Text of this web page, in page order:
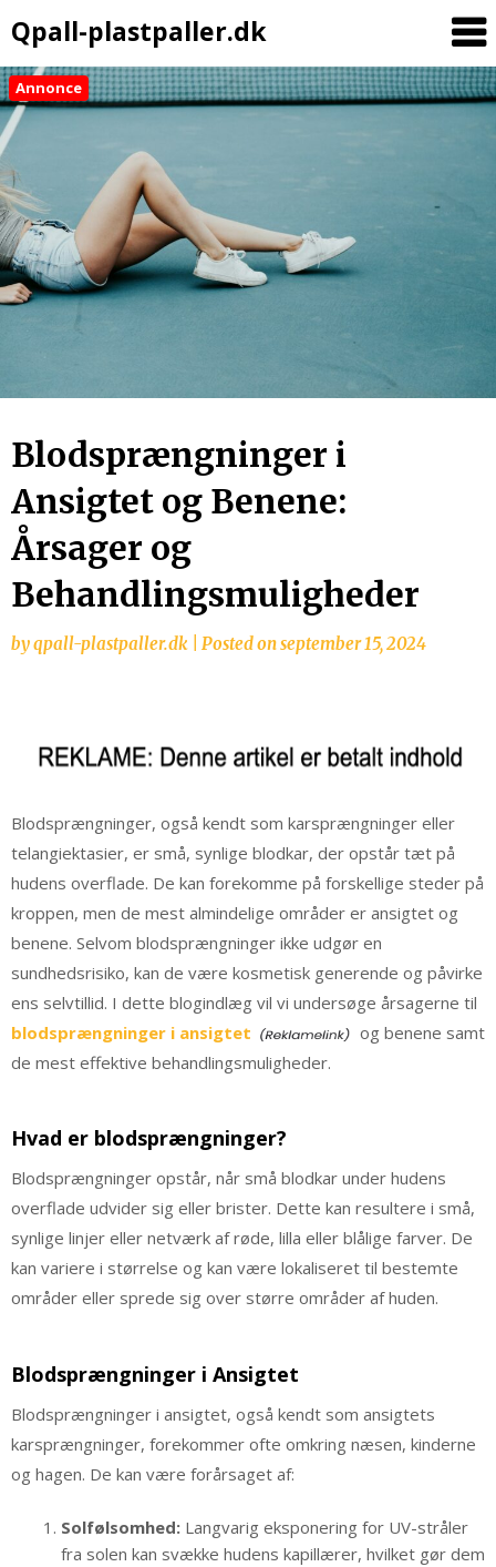
Qpall-plastpaller.dk
Annonce
Blodsprængninger i
Ansigtet og Benene:
Årsager og
Behandlingsmuligheder
byqpall-plastpaller.dk Posted onseptember 15, 2024
Blodsprængninger, også kendt som karsprængninger eller
telangiektasier, er små, synlige blodkar, der opstår tæt på
hudens overflade. De kan forekomme på forskellige steder på
kroppen, men de mest almindelige områder er ansigtet og
benene. Selvom blodsprængninger ikke udgør en
sundhedsrisiko, kan de være kosmetisk generende og påvirke
ens selvtillid. I dette blogindlæg vil vi undersøge årsagerne til
blodsprængninger i ansigtet
og benene samt
de mest effektive behandlingsmuligheder.
Hvad er blodsprængninger?
Blodsprængninger opstår, når små blodkar under hudens
overflade udvider sig eller brister. Dette kan resultere i små,
synlige linjer eller netværk af røde, lilla eller blålige farver. De
kan variere i størrelse og kan være lokaliseret til bestemte
områder eller sprede sig over større områder af huden.
Blodsprængninger i Ansigtet
Blodsprængninger i ansigtet, også kendt som ansigtets
karsprængninger, forekommer ofte omkring næsen, kinderne
og hagen. De kan være forårsaget af:
Solfølsomhed: Langvarig eksponering for UV-stråler
fra solen kan svække hudens kapillærer, hvilket gør dem